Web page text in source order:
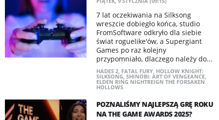
7 lat oczekiwania na Silksong
wreszcie dobiegło końca, studio
FromSoftware odkryło dla siebie
świat roguelike'ów, a Supergiant
Games po raz kolejny
przypomniało, dlaczego należy do...
HADES 2, FATAL FURY, HOLLOW KNIGHT:
SILKSONG, SHINOBI: ART OF VENGEANCE,
ELDEN RING NIGHTREIGN THE FORSAKEN
HOLLOWS
POZNALIŚMY NAJLEPSZĄ GRĘ ROKU
NA THE GAME AWARDS 2025?